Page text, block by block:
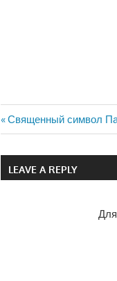
Навигация
по
Previous
Post:
Священный символ
LEAVE A REPLY